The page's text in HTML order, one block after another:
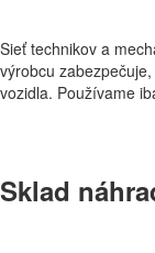
Sieť technikov a
výrobcu
vozidla. Používame
Sklad